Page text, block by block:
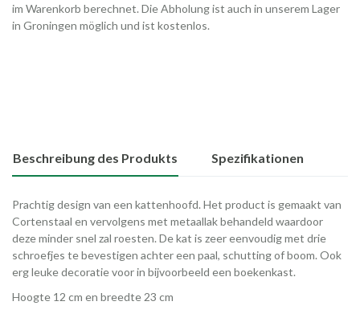
im Warenkorb berechnet. Die Abholung ist auch in unserem Lager
in Groningen möglich und ist kostenlos.
Beschreibung des Produkts Spezifikationen
Prachtig design van een kattenhoofd. Het product is gemaakt van
Cortenstaal en vervolgens met metaallak behandeld waardoor
deze minder snel zal roesten. De kat is zeer eenvoudig met drie
schroefjes te bevestigen achter een paal, schutting of boom. Ook
erg leuke decoratie voor in bijvoorbeeld een boekenkast.
Hoogte 12 cm en breedte 23 cm